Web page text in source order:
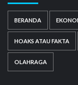
BERANDA
HOAKS ATAU FAKTA
OLAHRAGA